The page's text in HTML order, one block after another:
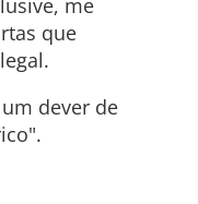
me
que
dever de